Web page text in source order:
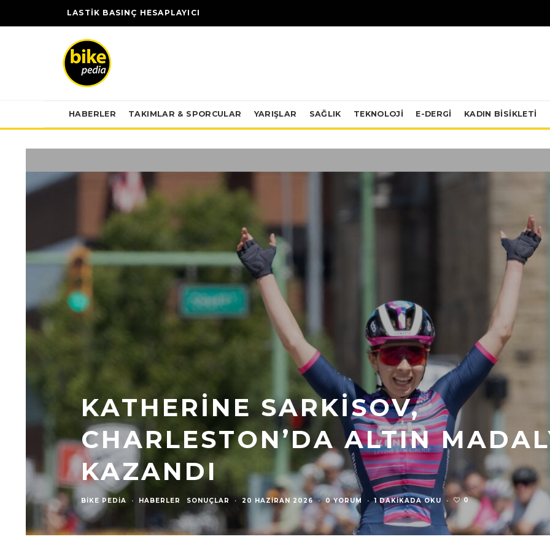
LASTİK BASINÇ HESAPLAYICI
HABERLER TAKIMLAR & SPORCULAR YARIŞLAR SAĞLIK TEKNOLOJI E-DERGİ KADIN BISIKLETI
KATHERINE SARKISOV,
CHARLESTON’DA ALTIN
KAZANDI
BIKE PEDIA · HABERLER SONUÇLAR · 20 HAZIRAN 2026 · 0 YORUM · 1 DAKIKADA OKU · 0